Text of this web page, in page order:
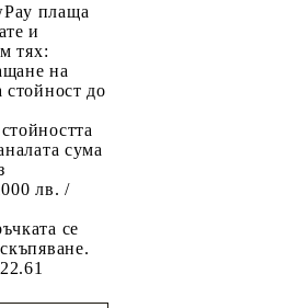
плаща
и
тях:
на
стойност до
сума
лв. /
се